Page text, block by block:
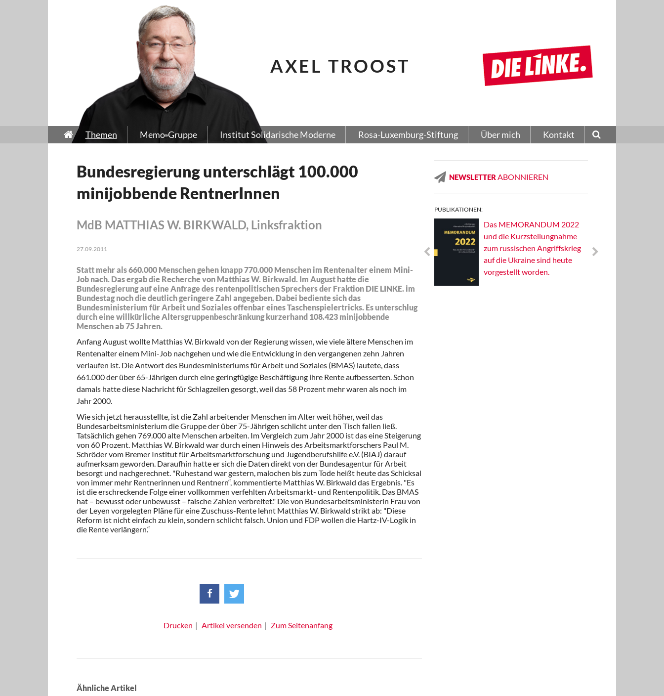
AXEL TROOST
Themen Memo-Gruppe Institut Solidarische Moderne Rosa-Luxemburg-Stiftung Über mich Kontakt
Bundesregierung unterschlägt 100.000
minijobbende RentnerInnen
MdB MATTHIAS W. BIRKWALD, Linksfraktion
27.09.2011
Statt mehr als 660.000 Menschen gehen knapp 770.000 Menschen im Rentenalter einem Mini-
Job nach. Das ergab die Recherche von Matthias W. Birkwald. Im August hatte die
Bundesregierung auf eine Anfrage des rentenpolitischen Sprechers der Fraktion DIE LINKE. im
Bundestag noch die deutlich geringere Zahl angegeben. Dabei bediente sich das
Bundesministerium für Arbeit und Soziales offenbar eines Taschenspielertricks. Es unterschlug
durch eine willkürliche Altersgruppenbeschränkung kurzerhand 108.423 minijobbende
Menschen ab 75 Jahren.
Anfang August wollte Matthias W. Birkwald von der Regierung wissen, wie viele ältere Menschen im
Rentenalter einem Mini-Job nachgehen und wie die Entwicklung in den vergangenen zehn Jahren
verlaufen ist. Die Antwort des Bundesministeriums für Arbeit und Soziales (BMAS) lautete, dass
661.000 der über 65-Jährigen durch eine geringfügige Beschäftigung ihre Rente aufbesserten. Schon
damals hatte diese Nachricht für Schlagzeilen gesorgt, weil das 58 Prozent mehr waren als noch im
Jahr 2000.
Wie sich jetzt herausstellte, ist die Zahl arbeitender Menschen im Alter weit höher, weil das
Bundesarbeitsministerium die Gruppe der über 75-Jährigen schlicht unter den Tisch fallen ließ.
Tatsächlich gehen 769.000 alte Menschen arbeiten. Im Vergleich zum Jahr 2000 ist das eine Steigerung
von 60 Prozent. Matthias W. Birkwald war durch einen Hinweis des Arbeitsmarktforschers Paul M.
Schröder vom Bremer Institut für Arbeitsmarktforschung und Jugendberufshilfe e.V. (BIAJ) darauf
aufmerksam geworden. Daraufhin hatte er sich die Daten direkt von der Bundesagentur für Arbeit
besorgt und nachgerechnet. "Ruhestand war gestern, malochen bis zum Tode heißt heute das Schicksal
von immer mehr Rentnerinnen und Rentnern“, kommentierte Matthias W. Birkwald das Ergebnis. "Es
ist die erschreckende Folge einer vollkommen verfehlten Arbeitsmarkt- und Rentenpolitik. Das BMAS
hat – bewusst oder unbewusst – falsche Zahlen verbreitet." Die von Bundesarbeitsministerin Frau von
der Leyen vorgelegten Pläne für eine Zuschuss-Rente lehnt Matthias W. Birkwald strikt ab: "Diese
Reform ist nicht einfach zu klein, sondern schlicht falsch. Union und FDP wollen die Hartz-IV-Logik in
die Rente verlängern.“
Drucken Artikel versenden Zum Seitenanfang
Ähnliche Artikel
NEWSLETTER ABONNIEREN
PUBLIKATIONEN:
Das MEMORANDUM 2022
und die Kurzstellungnahme
zum russischen Angriffskrieg
auf die Ukraine sind heute
vorgestellt worden.